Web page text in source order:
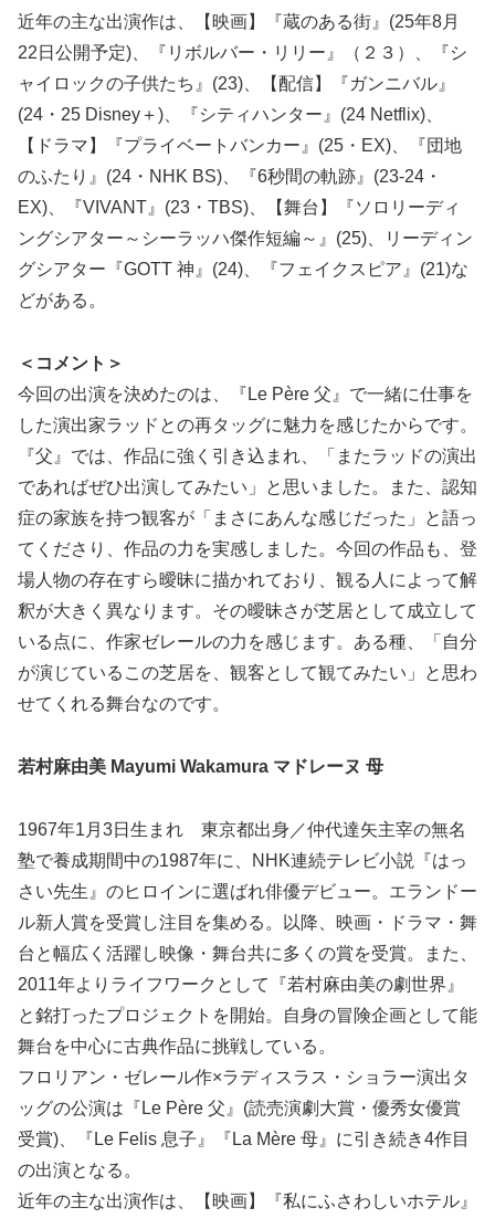
近年の主な出演作は、【映画】『蔵のある街』(25年8月
22日公開予定)、『リボルバー・リリー』（２３）、『シ
ャイロックの子供たち』(23)、【配信】『ガンニバル』
(24・25 Disney＋)、『シティハンター』(24 Netflix)、
【ドラマ】『プライベートバンカー』(25・EX)、『団地
のふたり』(24・NHK BS)、『6秒間の軌跡』(23-24・
EX)、『VIVANT』(23・TBS)、【舞台】『ソロリーディ
ングシアター～シーラッハ傑作短編～』(25)、リーディン
グシアター『GOTT 神』(24)、『フェイクスピア』(21)な
どがある。
＜コメント＞
今回の出演を決めたのは、『Le Père 父』で一緒に仕事を
した演出家ラッドとの再タッグに魅力を感じたからです。
『父』では、作品に強く引き込まれ、「またラッドの演出
であればぜひ出演してみたい」と思いました。また、認知
症の家族を持つ観客が「まさにあんな感じだった」と語っ
てくださり、作品の力を実感しました。今回の作品も、登
場人物の存在すら曖昧に描かれており、観る人によって解
釈が大きく異なります。その曖昧さが芝居として成立して
いる点に、作家ゼレールの力を感じます。ある種、「自分
が演じているこの芝居を、観客として観てみたい」と思わ
せてくれる舞台なのです。
若村麻由美 Mayumi Wakamura マドレーヌ 母
1967年1月3日生まれ 東京都出身／仲代達矢主宰の無名
塾で養成期間中の1987年に、NHK連続テレビ小説『はっ
さい先生』のヒロインに選ばれ俳優デビュー。エランドー
ル新人賞を受賞し注目を集める。以降、映画・ドラマ・舞
台と幅広く活躍し映像・舞台共に多くの賞を受賞。また、
2011年よりライフワークとして『若村麻由美の劇世界』
と銘打ったプロジェクトを開始。自身の冒険企画として能
舞台を中心に古典作品に挑戦している。
フロリアン・ゼレール作×ラディスラス・ショラー演出タ
ッグの公演は『Le Père 父』(読売演劇大賞・優秀女優賞
受賞)、『Le Felis 息子』『La Mère 母』に引き続き4作目
の出演となる。
近年の主な出演作は、【映画】『私にふさわしいホテル』